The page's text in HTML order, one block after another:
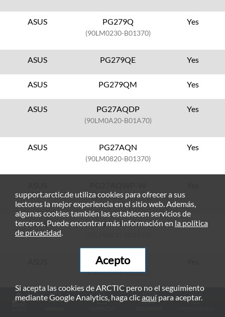
ASUS PG279Q
(90LM0230-B01370)
Yes
ASUS PG279QE Yes
ASUS PG279QM Yes
ASUS PG27AQDP
(90LM0A20-B01A70)
Yes
ASUS PG27AQN
(90LM0820-B01370)
Yes
(90LM0CF2-B01911)
ASUS PG27UCDM Yes
PG27VQ
(90LM03N3-B01370)
ASUS PG329Q Yes
support.arctic.de utiliza cookies para ofrecer a sus
lectores la mejor experiencia en el sitio web. Además,
algunas cookies también las establecen servicios de
terceros. Puede encontrar más información en la política
de privacidad.
Acepto
Si acepta las cookies de ARCTIC pero no el seguimiento
mediante Google Analytics, haga clicaquí para aceptar.